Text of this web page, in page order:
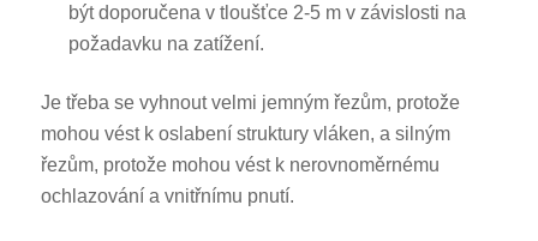
být doporučena v tloušťce 2-5 m v závislosti na
požadavku na zatížení.
Je třeba se vyhnout velmi jemným řezům, protože
mohou vést k oslabení struktury vláken, a silným
řezům, protože mohou vést k nerovnoměrnému
ochlazování a vnitřnímu pnutí.